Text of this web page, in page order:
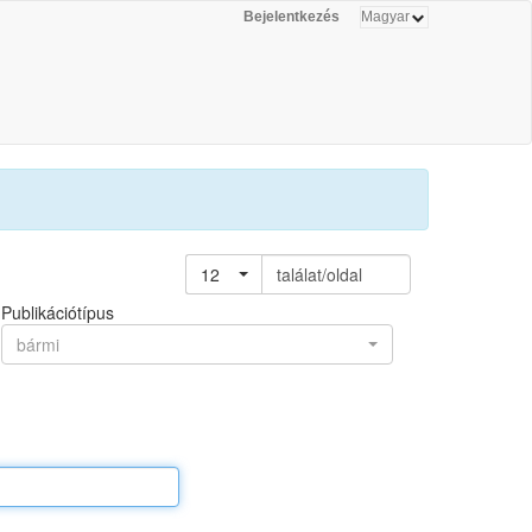
Bejelentkezés
12
találat/oldal
Publikációtípus
bármi